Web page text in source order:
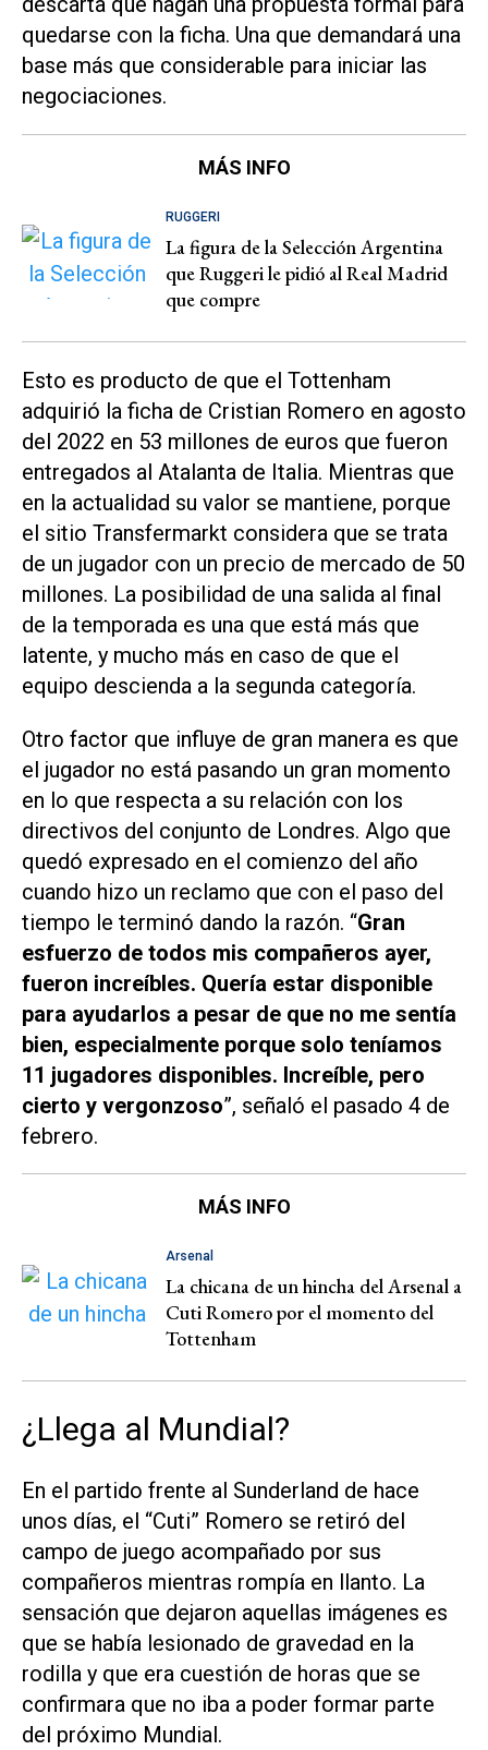
quedarse con la ficha. Una que demandará una
base más que considerable para iniciar las
negociaciones.
MÁS INFO
RUGGERI
La figura de la Selección Argentina
que Ruggeri le pidió al Real Madrid
que compre
Esto es producto de que el Tottenham
adquirió la ficha de Cristian Romero en agosto
del 2022 en 53 millones de euros que fueron
entregados al Atalanta de Italia. Mientras que
en la actualidad su valor se mantiene, porque
el sitio Transfermarkt considera que se trata
de un jugador con un precio de mercado de 50
millones. La posibilidad de una salida al final
de la temporada es una que está más que
latente, y mucho más en caso de que el
equipo descienda a la segunda categoría.
Otro factor que influye de gran manera es que
el jugador no está pasando un gran momento
en lo que respecta a su relación con los
directivos del conjunto de Londres. Algo que
quedó expresado en el comienzo del año
cuando hizo un reclamo que con el paso del
tiempo le terminó dando la razón. “Gran
esfuerzo de todos mis compañeros ayer,
fueron increíbles. Quería estar disponible
para ayudarlos a pesar de que no me sentía
bien, especialmente porque solo teníamos
11 jugadores disponibles. Increíble, pero
cierto y vergonzoso”, señaló el pasado 4 de
febrero.
MÁS INFO
Arsenal
La chicana de un hincha del Arsenal a
Cuti Romero por el momento del
Tottenham
¿Llega al Mundial?
En el partido frente al Sunderland de hace
unos días, el “Cuti” Romero se retiró del
campo de juego acompañado por sus
compañeros mientras rompía en llanto. La
sensación que dejaron aquellas imágenes es
que se había lesionado de gravedad en la
rodilla y que era cuestión de horas que se
confirmara que no iba a poder formar parte
del próximo Mundial.